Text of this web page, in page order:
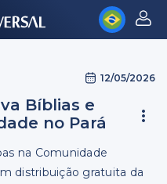
12/05/2026
Bíblias e
no Pará
na Comunidade
distribuição gratuita da